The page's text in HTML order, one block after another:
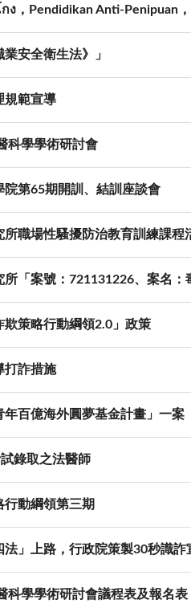
，Pendidikan Anti-Penipuan
安全衛生法》」
規範宣導
科學學術研討會
院第65期開訓、結訓座談會
所職場性騷擾防治教育訓練課程
所「案號：721131226、案名
欺策略行動綱領2.0」政策
打詐措施
年百億海外圓夢基金計畫」一案
錄取之法醫師
行動綱領第三期
法」上路，行政院策製30秒識
科學學術研討會議程表及報名表